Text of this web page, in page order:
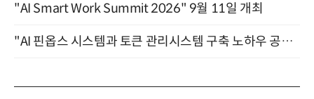
"AI Smart Work Summit 2026" 9월 11일 개최
"AI 핀옵스 시스템과 토큰 관리시스템 구축 노하우 공개" 잠실 한국광고문화회관 2층 대회의실 (8/21)